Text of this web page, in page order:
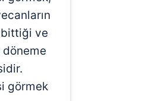
bittiği ve
döneme
görmek